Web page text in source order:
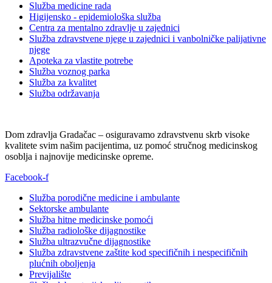
Služba medicine rada
Higijensko - epidemiološka služba
Centra za mentalno zdravlje u zajednici
Služba zdravstvene njege u zajednici i vanbolničke palijativne
njege
Apoteka za vlastite potrebe
Služba voznog parka
Služba za kvalitet
Služba održavanja
Dom zdravlja Gradačac – osiguravamo zdravstvenu skrb visoke
kvalitete svim našim pacijentima, uz pomoć stručnog medicinskog
osoblja i najnovije medicinske opreme.
Facebook-f
Služba porodične medicine i ambulante
Sektorske ambulante
Služba hitne medicinske pomoći
Služba radiološke dijagnostike
Služba ultrazvučne dijagnostike
Služba zdravstvene zaštite kod specifičnih i nespecifičnih
plućnih oboljenja
Previjalište